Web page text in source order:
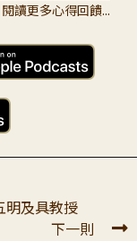
入魔」的差異：
修鍊，因此我們
閱讀更多心得回饋...
及具教授
下一則